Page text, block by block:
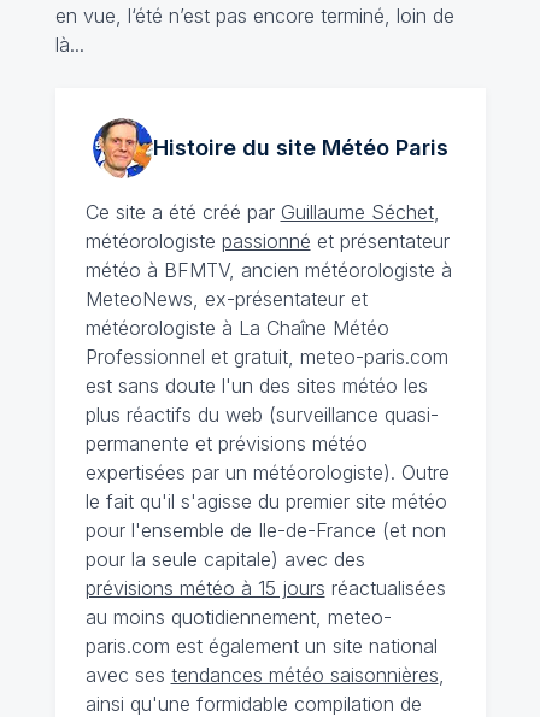
en vue, l‘été n’est pas encore terminé, loin de
là...
Histoire du site MétéoParis
Ce site a été créé par Guillaume Séchet,
météorologiste passionné et présentateur
météo à BFMTV, ancien météorologiste à
MeteoNews, ex-présentateur et
météorologiste à La Chaîne Météo
Professionnel et gratuit, meteo-paris.com
est sans doute l'un des sites météo les
plus réactifs du web (surveillance quasi-
permanente et prévisions météo
expertisées par un météorologiste). Outre
le fait qu'il s'agisse du premier site météo
pour l'ensemble de Ile-de-France (et non
pour la seule capitale) avec des
prévisions météo à 15 jours réactualisées
au moins quotidiennement, meteo-
paris.com est également un site national
avec ses tendances météo saisonnières,
ainsi qu'une formidable compilation de